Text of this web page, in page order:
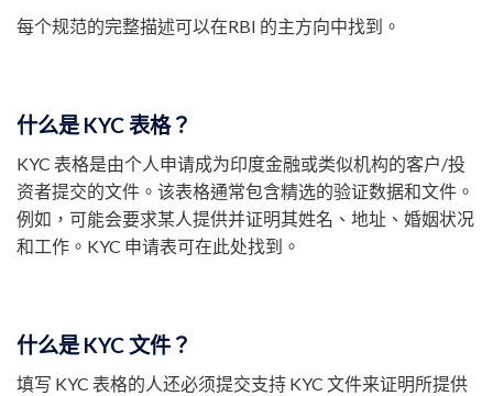
每个规范的完整描述可以在RBI 的主方向中找到。
什么是 KYC 表格？
KYC 表格是由个人申请成为印度金融或类似机构的客户/投
资者提交的文件。该表格通常包含精选的验证数据和文件。
例如，可能会要求某人提供并证明其姓名、地址、婚姻状况
和工作。KYC 申请表可在此处找到。
什么是 KYC 文件？
填写 KYC 表格的人还必须提交支持 KYC 文件来证明所提供